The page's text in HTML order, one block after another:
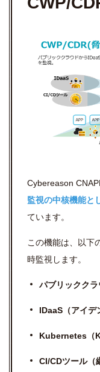
Cybereason
監視の中核機能と
ています。
この機能は、以下
時監視します。
パブリッククラ
IDaaS（アイデ
Kubernetes（
CI/CDツール（